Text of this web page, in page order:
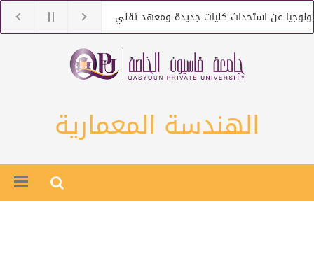
عن استحداث كليات جديدة ومعهد تقني
جامعة قاسيون
عن التعاقد مع أعضاء هيئة تعليمية من حملة الماجستير والدكتوراه
الهندسة المعمارية